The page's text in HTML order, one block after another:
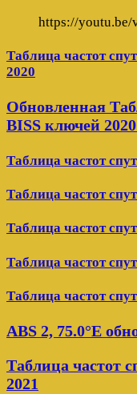
https://youtu.be/
Таблица частот
2020
Обновленная
BISS ключей
Таблица частот
Таблица частот
Таблица частот
Таблица частот
Таблица частот
ABS 2, 75.0°E
Таблица частот
2021